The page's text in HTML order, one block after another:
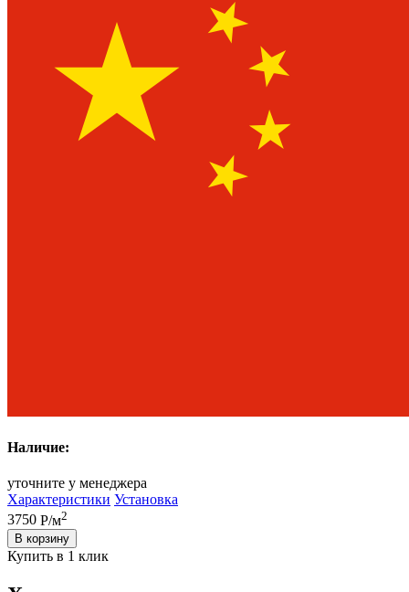
Наличие:
уточните у менеджера
Характеристики Установка
3750 Р/м2
В корзину
Купить в 1 клик